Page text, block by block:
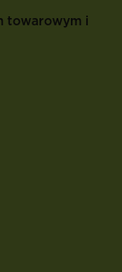
towarowym i